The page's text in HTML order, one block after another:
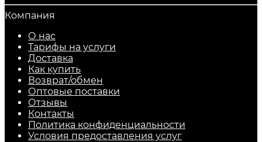
Компания
О нас
Тарифы на услуги
Доставка
Как купить
Возврат/обмен
Оптовые поставки
Отзывы
Контакты
Политика конфиденциальности
Условия предоставления услуг